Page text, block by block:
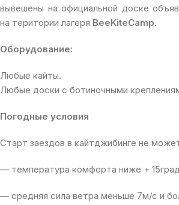
вывешены на официальной доске
на територии лагеря BeeKiteCamp.
Оборудование:
Любые кайты.
Любые доски с ботиночными
Погодные условия
Старт заездов в кайтджибинге не
— температура комфорта ниже +
— средняя сила ветра меньше 7м/с и